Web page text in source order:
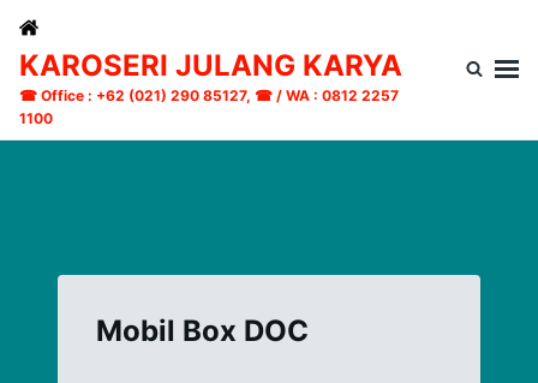
Skip
content
for:
KAROSERI JULANG KARYA
☎ Office : +62 (021) 290 85127, ☎ / WA : 0812 2257
1100
Mobil Box DOC